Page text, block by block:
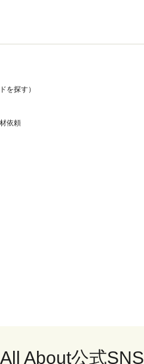
を探す）
依頼
All About公式SNS